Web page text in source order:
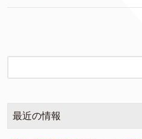
最近の情報